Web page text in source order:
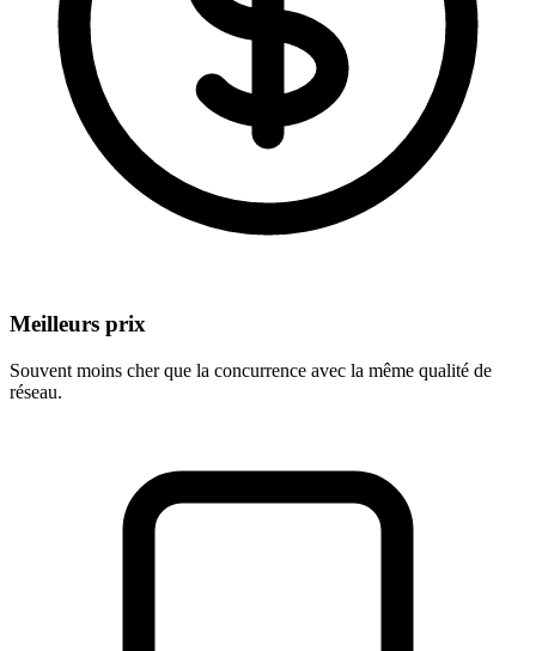
Meilleurs prix
Souvent moins cher que la concurrence avec la même qualité de
réseau.